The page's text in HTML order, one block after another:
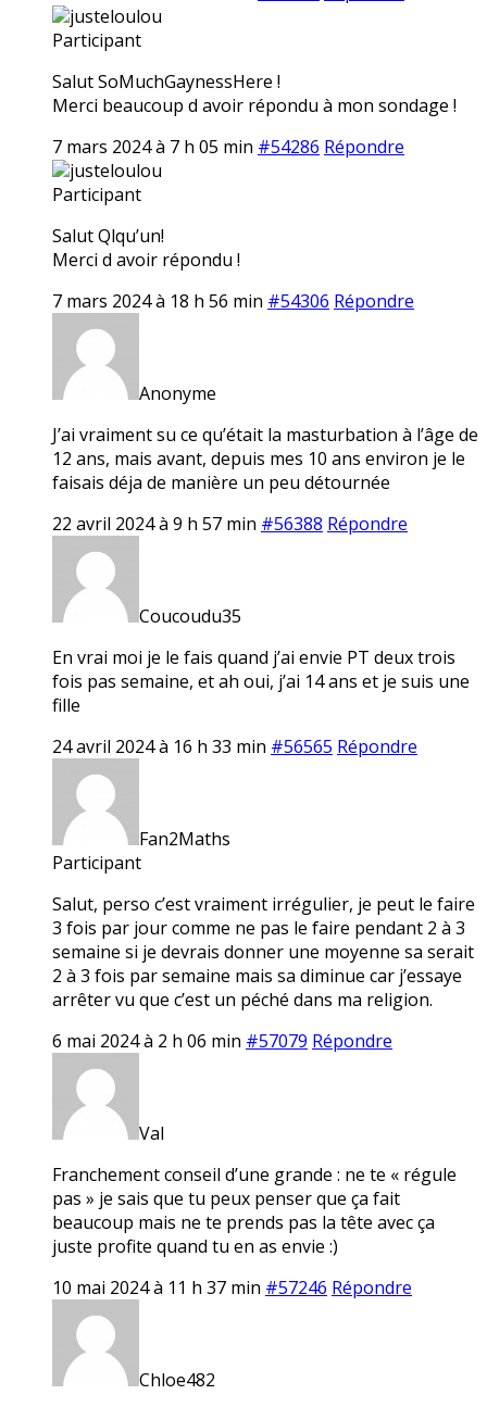
justeloulou
Participant
Salut SoMuchGaynessHere !
Merci beaucoup d avoir répondu à mon sondage !
7 mars 2024 à 7 h 05 min #54286 Répondre
justeloulou
Participant
Salut Qlqu’un!
Merci d avoir répondu !
7 mars 2024 à 18 h 56 min #54306 Répondre
Anonyme
J’ai vraiment su ce qu’était la masturbation à l’âge de
12 ans, mais avant, depuis mes 10 ans environ je le
faisais déja de manière un peu détournée
22 avril 2024 à 9 h 57 min #56388 Répondre
Coucoudu35
En vrai moi je le fais quand j’ai envie PT deux trois
fois pas semaine, et ah oui, j’ai 14 ans et je suis une
fille
24 avril 2024 à 16 h 33 min #56565 Répondre
Fan2Maths
Participant
Salut, perso c’est vraiment irrégulier, je peut le faire
3 fois par jour comme ne pas le faire pendant 2 à 3
semaine si je devrais donner une moyenne sa serait
2 à 3 fois par semaine mais sa diminue car j’essaye
arrêter vu que c’est un péché dans ma religion.
6 mai 2024 à 2 h 06 min #57079 Répondre
Val
Franchement conseil d’une grande : ne te « régule
pas » je sais que tu peux penser que ça fait
beaucoup mais ne te prends pas la tête avec ça
juste profite quand tu en as envie :)
10 mai 2024 à 11 h 37 min #57246 Répondre
Chloe482